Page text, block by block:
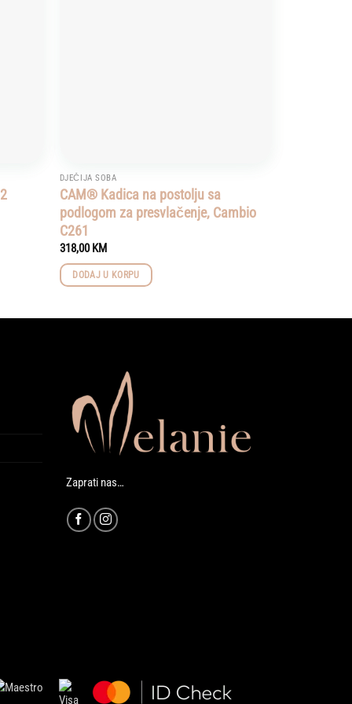
DJEČIJA SOBA
CAM® Kadica na postolju sa
podlogom za presvlačenje, Cambio
C261
318,00KM
DODAJ U KORPU
Zaprati nas…